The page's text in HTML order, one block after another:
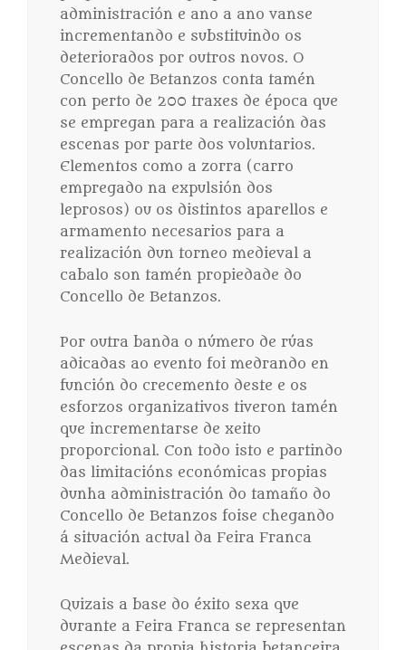
administración e ano a ano vanse
incrementando e substituindo os
deteriorados por outros novos. O
Concello de Betanzos conta tamén
con perto de 200 traxes de época que
se empregan para a realización das
escenas por parte dos voluntarios.
Elementos como a zorra (carro
empregado na expulsión dos
leprosos) ou os distintos aparellos e
armamento necesarios para a
realización dun torneo medieval a
cabalo son tamén propiedade do
Concello de Betanzos.
Por outra banda o número de rúas
adicadas ao evento foi medrando en
función do crecemento deste e os
esforzos organizativos tiveron tamén
que incrementarse de xeito
proporcional. Con todo isto e partindo
das limitacións económicas propias
dunha administración do tamaño do
Concello de Betanzos foise chegando
á situación actual da Feira Franca
Medieval.
Quizais a base do éxito sexa que
durante a Feira Franca se representan